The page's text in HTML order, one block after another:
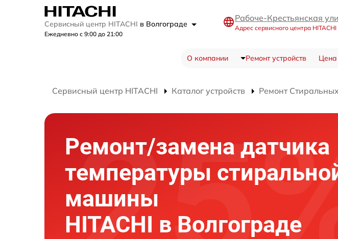
Сервисный центр HITACHI в Волгограде
Ежедневно с 9:00 до 21:00
Рабоче-Крестьянская
Адрес сервисного центра HITACHI
О компании Ремонт устройств Цена
Сервисный центр HITACHI Каталог устройств Ремонт
Ремонт/замена датчика
температуры
машины
HITACHI в Волгограде